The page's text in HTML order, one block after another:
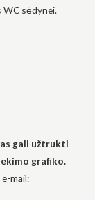
sėdynei.
gali užtrukti
grafiko.
mail: